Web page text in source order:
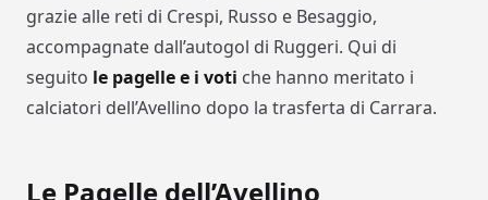
grazie alle reti di Crespi, Russo e Besaggio,
accompagnate dall’autogol di Ruggeri. Qui di
seguito le pagelle e i voti che hanno meritato i
calciatori dell’Avellino dopo la trasferta di Carrara.
Le Pagelle dell’Avellino